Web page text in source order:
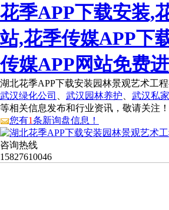
花季APP下载安装,
站,花季传媒APP下
传媒APP网站免费
湖北花季APP下载安装园林景观艺术工
武汉绿化公司
武汉园林养护
武汉私
等相关信息发布和行业资讯，敬请关注！
您有1条新询盘信息！
咨询热线
15827610046